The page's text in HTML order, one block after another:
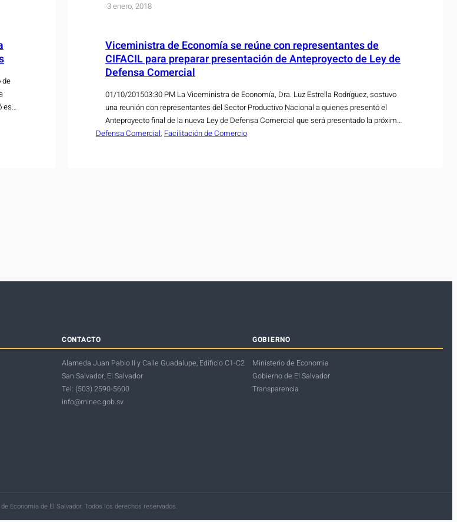
de
este
·3 enero, 2018
Viceministra de Economía se reúne con representantes de
CIFACIL para preparar presentación de Anteproyecto de Ley de
Defensa Comercial
01/10/201503:30 PM La Viceministra de Economía, Dra. Luz Estrella Rodríguez, sostuvo
una reunión con representantes del Sector Productivo Nacional a quienes presentó el
Anteproyecto final de la nueva Ley de Defensa Comercial que será presentado la próxima
semana ante la Asamblea Legislativa. La Ley de Defensa Comercial pretende proteger a
Defensa Comercial, Facilitación de Comercio
CONTACTO
Alameda Juan Pablo II y Calle Guadalupe, Edificio C1-C2
San Salvador, El Salvador
Tel: (503) 2590-5600
info@minec.gob.sv
GOBIERNO
Ministerio de Economia
Gobierno de El Salvador
Transparencia
Economia de El Salvador. Todos los derechos reservados.